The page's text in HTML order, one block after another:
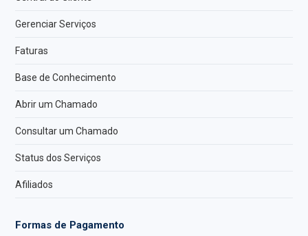
Gerenciar Serviços
Faturas
Base de Conhecimento
Abrir um Chamado
Consultar um Chamado
Status dos Serviços
Afiliados
Formas de Pagamento